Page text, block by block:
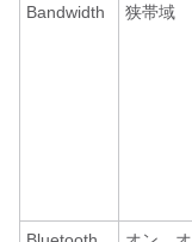
Bandwidth
狭帯域